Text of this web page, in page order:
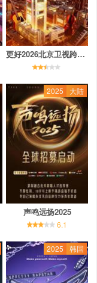
更好2026北京卫视跨年之夜
2025 大陆
声鸣远扬2025
6.1
2025 韩国